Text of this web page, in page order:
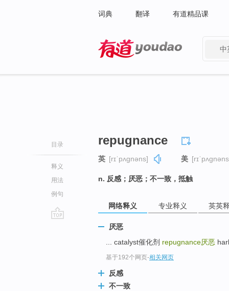
词典 翻译 有道精品课
中
目录
释义
用法
例句
repugnance
英 [rɪˈpʌɡnəns] 美
n. 反感；厌恶；不一致，抵触
网络释义 专业释义 英英
厌恶
... catalyst催化剂 repugnance厌恶
基于192个网页-相关网页
反感
不一致